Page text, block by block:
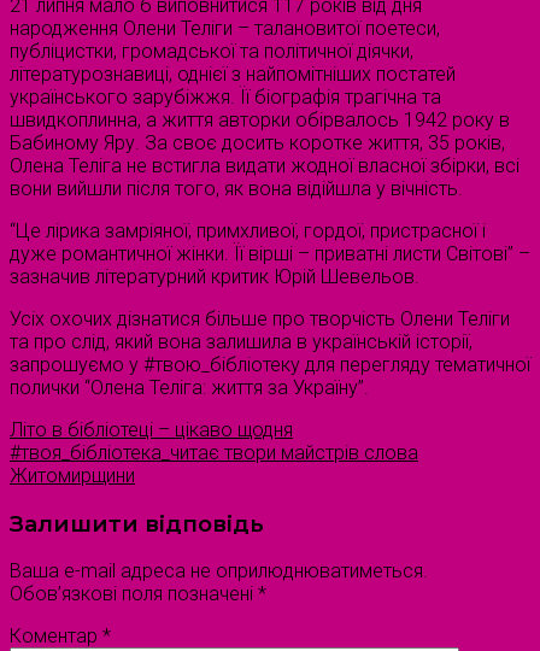
21 липня мало б виповнитися 117 років від дня
народження Олени Теліги – талановитої поетеси,
публіцистки, громадської та політичної діячки,
літературознавиці, однієї з найпомітніших постатей
українського зарубіжжя. Її біографія трагічна та
швидкоплинна, а життя авторки обірвалось 1942 року в
Бабиному Яру. За своє досить коротке життя, 35 років,
Олена Теліга не встигла видати жодної власної збірки, всі
вони вийшли після того, як вона відійшла у вічність.
“Це лірика замріяної, примхливої, гордої, пристрасної і
дуже романтичної жінки. Її вірші – приватні листи Світові” –
зазначив літературний критик Юрій Шевельов.
Усіх охочих дізнатися більше про творчість Олени Теліги
та про слід, який вона залишила в українській історії,
запрошуємо у #твою_бібліотеку для перегляду тематичної
полички “Олена Теліга: життя за Україну”.
Літо в бібліотеці – цікаво щодня
#твоя_бібліотека_читає твори майстрів слова
Житомирщини
Залишити відповідь
Ваша e-mail адреса не оприлюднюватиметься.
Обов’язкові поля позначені *
Коментар *